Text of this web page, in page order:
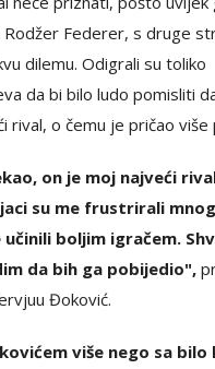
Federer, s druge
dilemu. Odigrali su toliko
da bi bilo ludo pomisliti
rival, o čemu je pričao više
on je moj najveći
su me frustrirali
učinili boljim igračem.
da bih ga pobijedio",
Đoković.
više nego sa bilo